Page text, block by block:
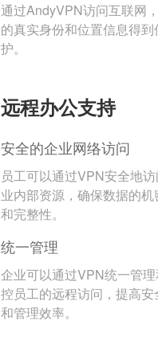
通过AndyVPN访问互联网
的真实身份和位置信息得到
护。
远程办公支持
安全的企业网络访问
员工可以通过VPN安全地
业内部资源，确保数据的机
和完整性。
统一管理
企业可以通过VPN统一管
控员工的远程访问，提高安
和管理效率。